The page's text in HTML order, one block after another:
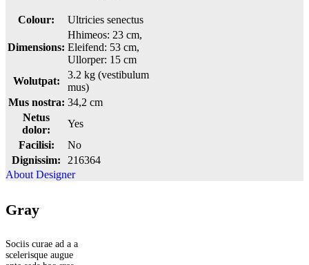
Colour: Ultricies senectus
Dimensions:
Hhimeos: 23 cm,
Eleifend: 53 cm,
Ullorper: 15 cm
Wolutpat:
3.2 kg (vestibulum
mus)
Mus nostra: 34,2 cm
Netus
dolor:
Yes
Facilisi:
No
Dignissim:
216364
About Designer
Gray
Sociis curae ad a a
scelerisque augue